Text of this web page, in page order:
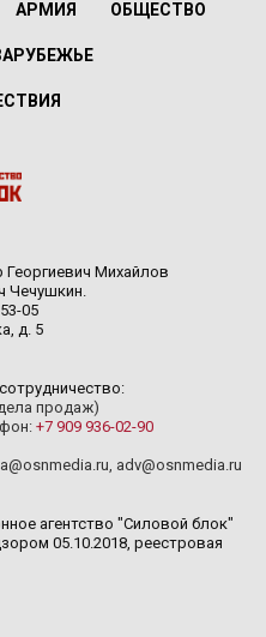
АРМИЯ ОБЩЕСТВО
Михайлов
Чечушкин.
05
д. 5
продаж)
+7 909 936-02-90
, adv@osnmedia.ru
агентство "Силовой блок"
05.10.2018, реестровая